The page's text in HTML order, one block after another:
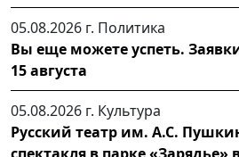
05.08.2026 г. Политика
Вы еще можете успеть.
15 августа
05.08.2026 г. Культура
Русский театр им. А.С.
спектакля в парке «Зарядье»